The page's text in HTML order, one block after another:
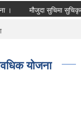
मौजुदा सुचिमा सुचिकृत
योजना